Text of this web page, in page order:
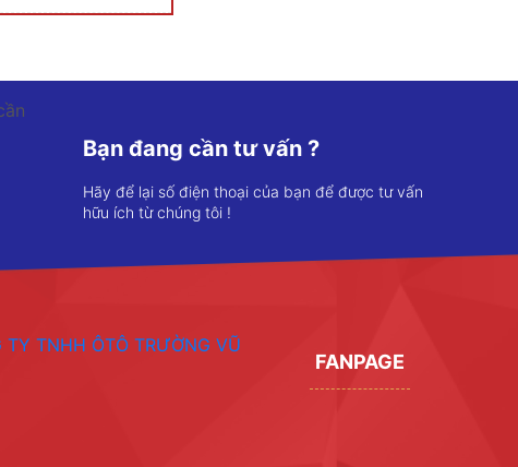
Bạn đang cần tư vấn ?
Hãy để lại số điện thoại của bạn để được tư vấn
hữu ích từ chúng tôi !
FANPAGE